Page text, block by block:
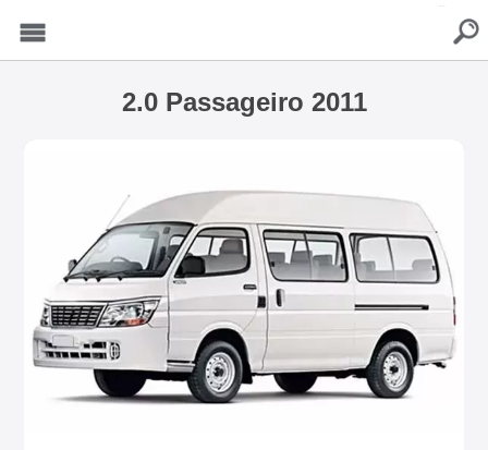
2.0 Passageiro 2011